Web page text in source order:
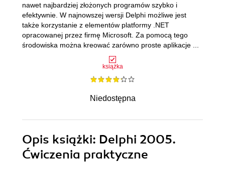
książka
Niedostępna
nawet najbardziej złożonych programów szybko i
efektywnie. W najnowszej wersji Delphi możliwe jest
także korzystanie z elementów platformy .NET
opracowanej przez firmę Microsoft. Za pomocą tego
środowiska można kreować zarówno proste aplikacje ...
Opis książki: Delphi 2005.
Ćwiczenia praktyczne